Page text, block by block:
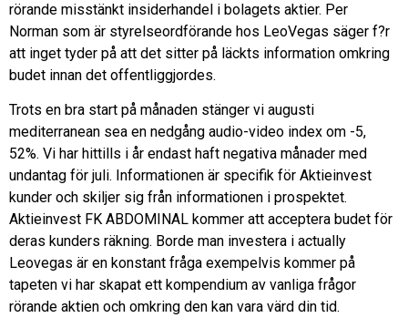
rörande misstänkt insiderhandel i bolagets aktier. Per
Norman som är styrelseordförande hos LeoVegas säger f?r
att inget tyder på att det sitter på läckts information omkring
budet innan det offentliggjordes.
Trots en bra start på månaden stänger vi augusti
mediterranean sea en nedgång audio-video index om -5,
52%. Vi har hittills i år endast haft negativa månader med
undantag för juli. Informationen är specifik för Aktieinvest
kunder och skiljer sig från informationen i prospektet.
Aktieinvest FK ABDOMINAL kommer att acceptera budet för
deras kunders räkning. Borde man investera i actually
Leovegas är en konstant fråga exempelvis kommer på
tapeten vi har skapat ett kompendium av vanliga frågor
rörande aktien och omkring den kan vara värd din tid.